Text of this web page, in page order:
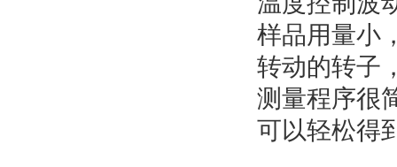
样品用量小
转动的转子
测量程序很
可以轻松得